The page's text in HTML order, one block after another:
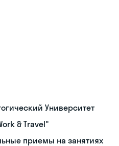
Университет
& Travel"
приемы на занятиях